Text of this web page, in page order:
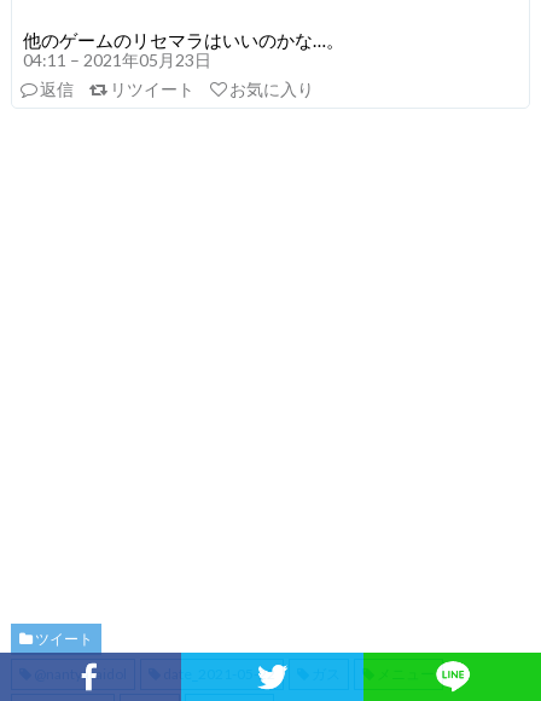
他のゲームのリセマラはいいのかな…。
04:11 – 2021年05月23日
返信
リツイート お気に入り
ツイート
@nantyaraidol
date_2021-05-22
Facebookでシェア Twitterでシェア